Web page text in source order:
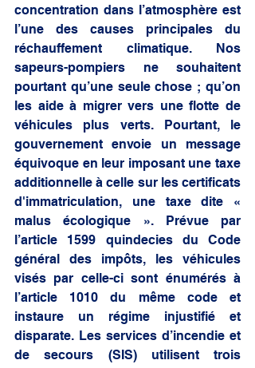
concentration dans l’atmosphère est
l’une des causes principales du
réchauffement climatique. Nos
sapeurs-pompiers ne souhaitent
pourtant qu’une seule chose ; qu’on
les aide à migrer vers une flotte de
véhicules plus verts. Pourtant, le
gouvernement envoie un message
équivoque en leur imposant une taxe
additionnelle à celle sur les certificats
d'immatriculation, une taxe dite «
malus écologique ». Prévue par
l’article 1599 quindecies du Code
général des impôts, les véhicules
visés par celle-ci sont énumérés à
l’article 1010 du même code et
instaure un régime injustifié et
disparate. Les services d’incendie et
de secours (SIS) utilisent trois